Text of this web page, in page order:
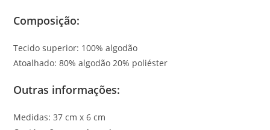
Composição:
Tecido superior: 100% algodão
Atoalhado: 80% algodão 20% poliéster
Outras informações:
Medidas: 37 cm x 6 cm